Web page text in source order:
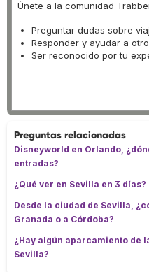
Únete a la comunidad
Preguntar dudas sobre
Responder y ayudar a
Ser reconocido por tu
Preguntas relacionadas
Disneyworld en Orlando,
entradas?
¿Qué ver en Sevilla en 3 días?
Desde la ciudad de Sevilla,
Granada o a Córdoba?
¿Hay algún aparcamiento de
Sevilla?